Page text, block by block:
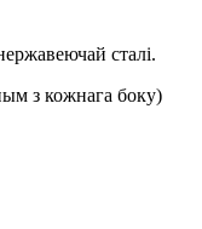
сталі.
з кожнага боку)